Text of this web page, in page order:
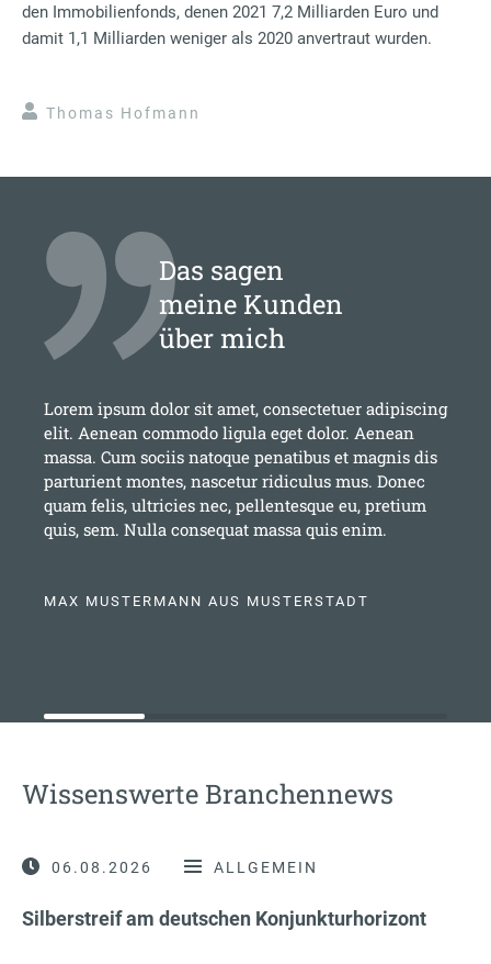
den Immobilienfonds, denen 2021 7,2 Milliarden Euro und
damit 1,1 Milliarden weniger als 2020 anvertraut wurden.
Thomas Hofmann
Das sagen
meine Kunden
über mich
Lorem ipsum dolor sit amet, consectetuer adipiscing
elit. Aenean commodo ligula eget dolor. Aenean
massa. Cum sociis natoque penatibus et magnis dis
parturient montes, nascetur ridiculus mus. Donec
quam felis, ultricies nec, pellentesque eu, pretium
quis, sem. Nulla consequat massa quis enim.
MAX MUSTERMANN AUS MUSTERSTADT
Wissenswerte Branchennews
06.08.2026 ALLGEMEIN
Silberstreif am deutschen Konjunkturhorizont